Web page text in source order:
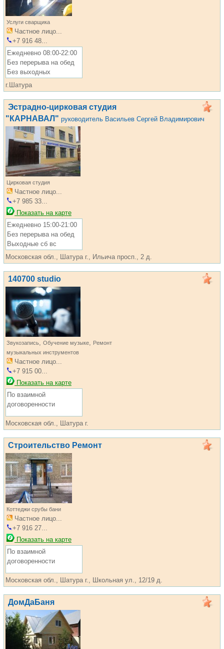
Услуги сварщика
Частное лицо...
+7 916 48...
Ежедневно 08:00-22:00
Без перерыва на обед
Без выходных
г.Шатура
Эстрадно-цирковая студия
"КАРНАВАЛ" руководитель Васильев Сергей Владимирович
Цирковая студия
Частное лицо...
+7 985 33...
Показать на карте
Ежедневно 15:00-21:00
Без перерыва на обед
Выходные сб вс
Московская обл., Шатура г., Ильича просп., 2 д.
140700 studio
Звукозапись, Обучение музыке, Ремонт
музыкальных инструментов
Частное лицо...
+7 915 00...
Показать на карте
По взаимной
договоренности
Московская обл., Шатура г.
Строительство Ремонт
Коттеджи срубы бани
Частное лицо...
+7 916 27...
Показать на карте
По взаимной
договоренности
Московская обл., Шатура г., Школьная ул., 12/19 д.
ДомДаБаня